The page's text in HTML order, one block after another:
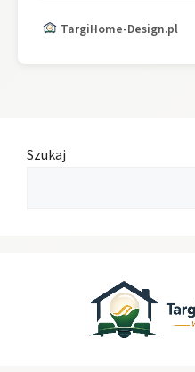
TargiHome-Design.pl
Szukaj